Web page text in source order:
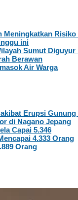
Meningkatkan Risiko
ini
Sumut
Berawan
Air Warga
Erupsi Gunung
di Nagano Jepang
Capai 5.346
4.333 Orang
Orang